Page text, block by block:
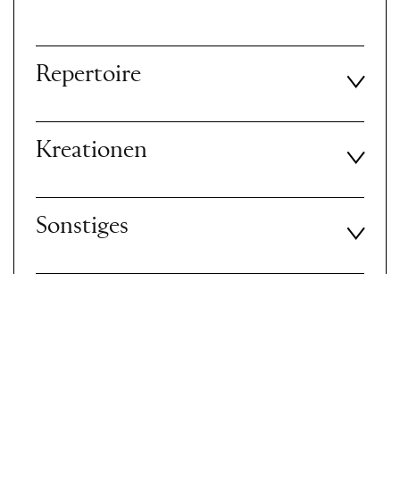
Repertoire
Kreationen
Sonstiges